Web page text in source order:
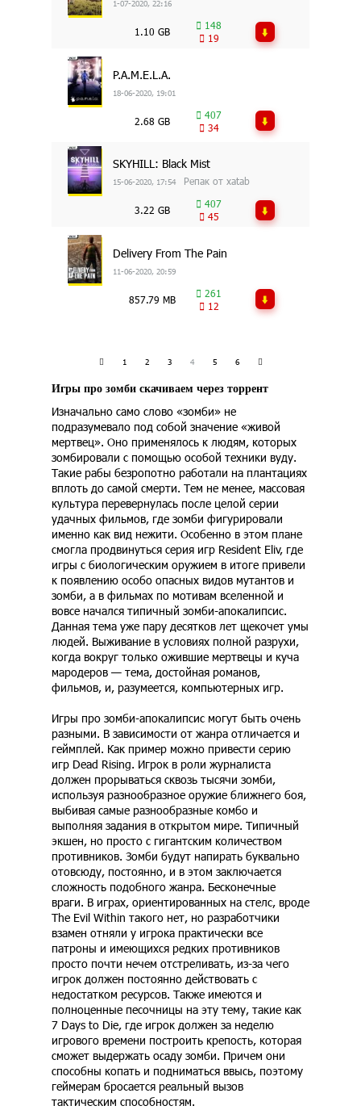
1-07-2020, 22:16
1.10 GB
148
19
P.A.M.E.L.A.
18-06-2020, 19:01
2.68 GB
407
34
SKYHILL: Black Mist
15-06-2020, 17:54 Репак от xatab
3.22 GB
407
45
Delivery From The Pain
11-06-2020, 20:59
857.79 MB
261
12
1 2 3 4 5 6
Игры про зомби скачиваем через торрент
Изначально само слово «зомби» не
подразумевало под собой значение «живой
мертвец». Оно применялось к людям, которых
зомбировали с помощью особой техники вуду.
Такие рабы безропотно работали на плантациях
вплоть до самой смерти. Тем не менее, массовая
культура перевернулась после целой серии
удачных фильмов, где зомби фигурировали
именно как вид нежити. Особенно в этом плане
смогла продвинуться серия игр Resident Eliv, где
игры с биологическим оружием в итоге привели
к появлению особо опасных видов мутантов и
зомби, а в фильмах по мотивам вселенной и
вовсе начался типичный зомби-апокалипсис.
Данная тема уже пару десятков лет щекочет умы
людей. Выживание в условиях полной разрухи,
когда вокруг только ожившие мертвецы и куча
мародеров — тема, достойная романов,
фильмов, и, разумеется, компьютерных игр.
Игры про зомби-апокалипсис могут быть очень
разными. В зависимости от жанра отличается и
геймплей. Как пример можно привести серию
игр Dead Rising. Игрок в роли журналиста
должен прорываться сквозь тысячи зомби,
используя разнообразное оружие ближнего боя,
выбивая самые разнообразные комбо и
выполняя задания в открытом мире. Типичный
экшен, но просто с гигантским количеством
противников. Зомби будут напирать буквально
отовсюду, постоянно, и в этом заключается
сложность подобного жанра. Бесконечные
враги. В играх, ориентированных на стелс, вроде
The Evil Within такого нет, но разработчики
взамен отняли у игрока практически все
патроны и имеющихся редких противников
просто почти нечем отстреливать, из-за чего
игрок должен постоянно действовать с
недостатком ресурсов. Также имеются и
полноценные песочницы на эту тему, такие как
7 Days to Die, где игрок должен за неделю
игрового времени построить крепость, которая
сможет выдержать осаду зомби. Причем они
способны копать и подниматься ввысь, поэтому
геймерам бросается реальный вызов
тактическим способностям.